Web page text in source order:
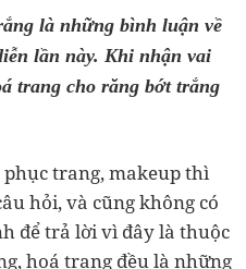
là những bình luận về
lần này. Khi nhận vai
trang cho răng bớt trắng
trang, makeup thì
hỏi, và cũng không có
để trả lời vì đây là thuộc
hoá trang đều là những